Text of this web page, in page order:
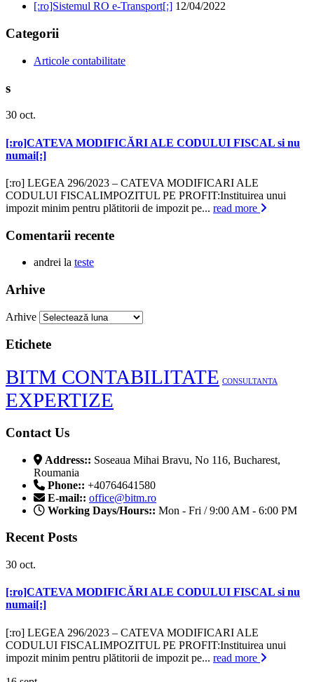
[:ro]Sistemul RO e-Transport[:] 12/04/2022
Categorii
Articole contabilitate
s
30 oct.
[:ro]CATEVA MODIFICĂRI ALE CODULUI FISCAL si nu
numai[:]
[:ro] LEGEA 296/2023 – CATEVA MODIFICARI ALE
CODULUI FISCALIMPOZITUL PE PROFIT:Instituirea unui
impozit minim pentru plătitorii de impozit pe... read more
Comentarii recente
andrei la teste
Arhive
Arhive
Etichete
BITM CONTABILITATE CONSULTANTA
EXPERTIZE
Contact Us
Address:: Soseaua Mihai Bravu, No 116, Bucharest,
Roumania
Phone:: +40764641580
E-mail:: office@bitm.ro
Working Days/Hours:: Mon - Fri / 9:00 AM - 6:00 PM
Recent Posts
30 oct.
[:ro]CATEVA MODIFICĂRI ALE CODULUI FISCAL si nu
numai[:]
[:ro] LEGEA 296/2023 – CATEVA MODIFICARI ALE
CODULUI FISCALIMPOZITUL PE PROFIT:Instituirea unui
impozit minim pentru plătitorii de impozit pe... read more